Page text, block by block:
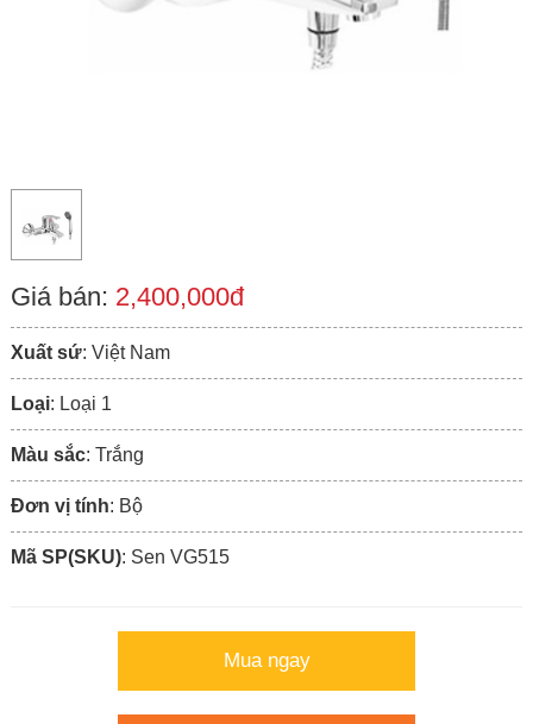
Giá bán: 2,400,000đ
Xuất sứ: Việt Nam
Loại: Loại 1
Màu sắc: Trắng
Đơn vị tính: Bộ
Mã SP(SKU): Sen VG515
Mua ngay